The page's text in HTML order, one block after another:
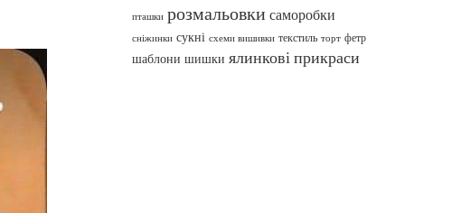
пташки розмальовки саморобки
сніжинки сукні схеми вишивки текстиль торт фетр
шаблони шишки ялинкові прикраси